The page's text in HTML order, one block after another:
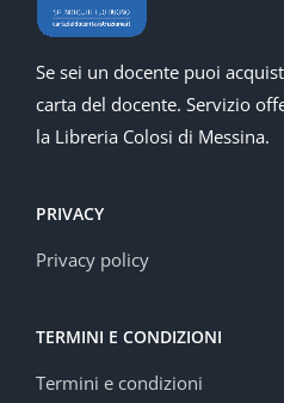
Se sei un docente puoi
carta del docente. Servizio
la Libreria Colosi di Messina.
PRIVACY
Privacy policy
TERMINI E CONDIZIONI
Termini e condizioni